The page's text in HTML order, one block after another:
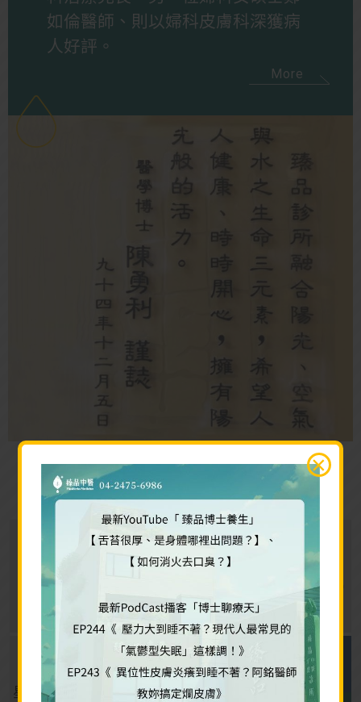
如倫醫師、則以婦科皮膚科深獲病
人好評。
More
門診時刻表
星期一
下午
吳啓銘 副院
長
晚上
19:00~21:00
陳勇利 院長